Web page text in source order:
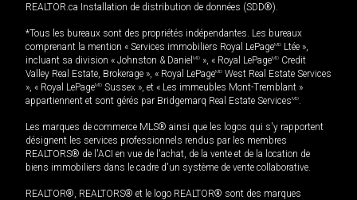
REALTOR.ca Installation de distribution de données (SDD®).
*Tous les bureaux sont des propriétés indépendantes. Les bureaux
comprenant la mention « Services immobiliers Royal LePageMD Ltée »,
incluant sa division « Johnston & Daniel MD », « Royal LePageMD Credit
Valley Real Estate, Brokerage », « Royal LePageMD West Real Estate Services
», « Royal LePageMD Sussex », et « Les immeubles Mont-Tremblant »
appartiennent et sont gérés par Bridgemarq Real Estate ServicesMD.
Les marques de commerce MLS® ainsi que les logos qui s'y rapportent
désignent les services professionnels rendus par les membres
REALTORS® de l'ACI en vue de l'achat, de la vente et de la location de
biens immobiliers dans le cadre d'un système de vente collaborative.
REALTOR®, REALTORS® et le logo REALTOR® sont des marques